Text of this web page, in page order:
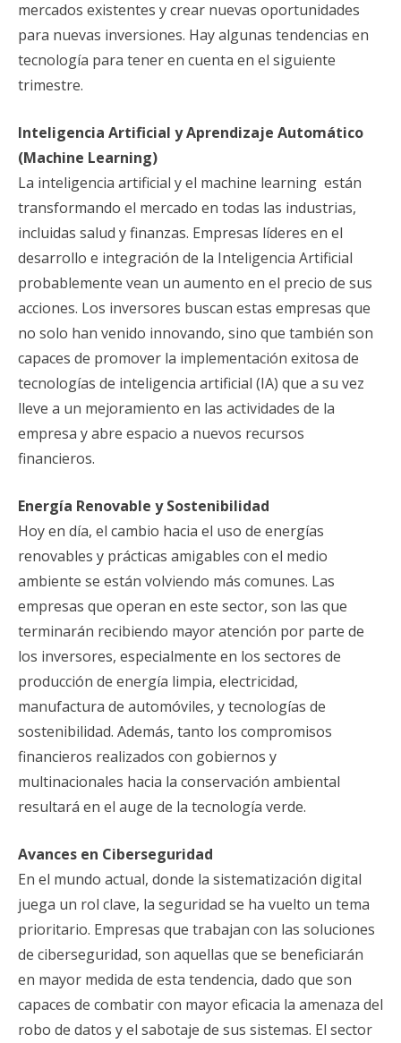
mercados existentes y crear nuevas oportunidades
para nuevas inversiones. Hay algunas tendencias en
tecnología para tener en cuenta en el siguiente
trimestre.
Inteligencia Artificial y Aprendizaje Automático
(Machine Learning)
La inteligencia artificial y el machine learning están
transformando el mercado en todas las industrias,
incluidas salud y finanzas. Empresas líderes en el
desarrollo e integración de la Inteligencia Artificial
probablemente vean un aumento en el precio de sus
acciones. Los inversores buscan estas empresas que
no solo han venido innovando, sino que también son
capaces de promover la implementación exitosa de
tecnologías de inteligencia artificial (IA) que a su vez
lleve a un mejoramiento en las actividades de la
empresa y abre espacio a nuevos recursos
financieros.
Energía Renovable y Sostenibilidad
Hoy en día, el cambio hacia el uso de energías
renovables y prácticas amigables con el medio
ambiente se están volviendo más comunes. Las
empresas que operan en este sector, son las que
terminarán recibiendo mayor atención por parte de
los inversores, especialmente en los sectores de
producción de energía limpia, electricidad,
manufactura de automóviles, y tecnologías de
sostenibilidad. Además, tanto los compromisos
financieros realizados con gobiernos y
multinacionales hacia la conservación ambiental
resultará en el auge de la tecnología verde.
Avances en Ciberseguridad
En el mundo actual, donde la sistematización digital
juega un rol clave, la seguridad se ha vuelto un tema
prioritario. Empresas que trabajan con las soluciones
de ciberseguridad, son aquellas que se beneficiarán
en mayor medida de esta tendencia, dado que son
capaces de combatir con mayor eficacia la amenaza del
robo de datos y el sabotaje de sus sistemas. El sector